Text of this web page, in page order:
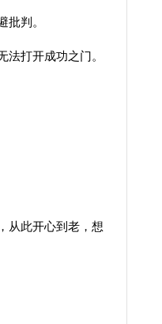
判。
打开成功之门。
从此开心到老，想